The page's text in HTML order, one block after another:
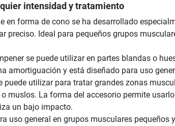
intensidad y tratamiento
en forma de cono se ha desarrollado
preciso. Ideal para pequeños grupos
se puede utilizar en partes blandas o
amortiguación y está diseñado para uso
puede utilizar para tratar grandes zonas
muslos. La forma del accesorio permite
un bajo impacto.
uso general en grupos musculares pequeños y